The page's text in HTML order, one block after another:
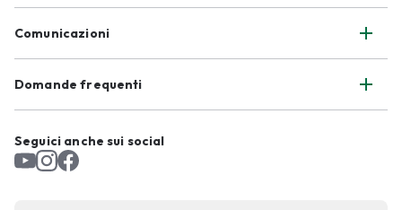
Comunicazioni
Domande frequenti
Seguici anche sui social